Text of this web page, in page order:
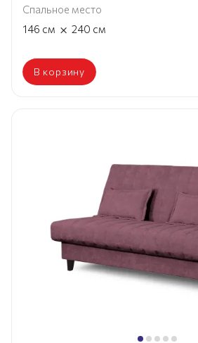
Спальное место
146 см × 240 см
В корзину